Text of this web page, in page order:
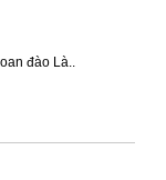
đào Là..